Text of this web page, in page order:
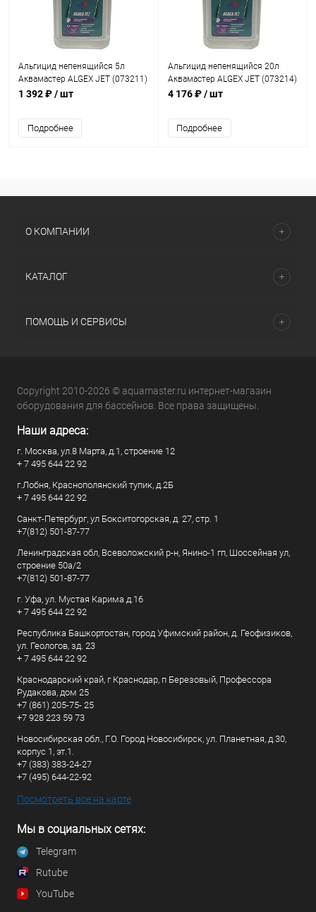
Альгицид непенящийся 5л
Аквамастер ALGEX JЕТ (073211)
1 392 ₽/ шт
Подробнее
Альгицид непенящийся 20л
Аквамастер ALGEX JЕТ (073214)
4 176 ₽/ шт
Подробнее
О КОМПАНИИ
КАТАЛОГ
ПОМОЩЬ И СЕРВИСЫ
Copyright 2010-2026 © aquamaster.ru интернет-магазин
оборудования для бассейнов. Все права защищены.
Наши адреса:
г. Москва, ул.8 Марта, д.1, строение 12
+ 7 495 644 22 92
г.Лобня, Краснополянский тупик, д.2Б
+ 7 495 644 22 92
Санкт-Петербург, ул Бокситогорская, д. 27, стр. 1
+7(812) 501-87-77
Ленинградская обл, Всеволожский р-н, Янино-1 гп, Шоссейная ул,
строение 50а/2
+7(812) 501-87-77
г. Уфа, ул. Мустая Карима д.16
+ 7 495 644 22 92
Республика Башкортостан, город Уфимский район, д. Геофизиков,
ул. Геологов, зд. 23
+ 7 495 644 22 92
Краснодарский край, г Краснодар, п Березовый, Профессора
Рудакова, дом 25
+7 (861) 205-75- 25
+7 928 223 59 73
Новосибирская обл., Г.О. Город Новосибирск, ул. Планетная, д.30,
корпус 1, эт.1.
+7 (383) 383-24-27
+7 (495) 644-22-92
Посмотреть все на карте
Мы в социальных сетях:
Telegram
Rutube
YouTube